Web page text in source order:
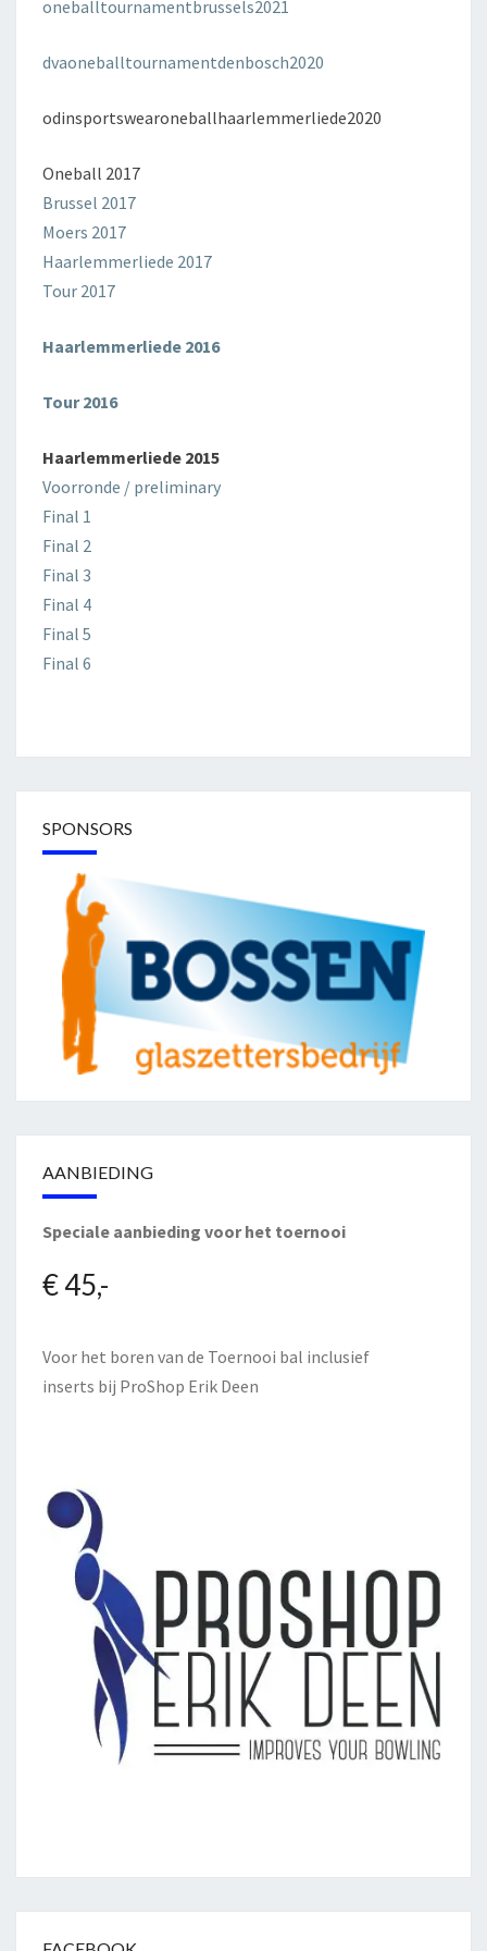
oneballtournamentbrussels2021
dvaoneballtournamentdenbosch2020
odinsportswearoneballhaarlemmerliede2020
Oneball 2017
Brussel 2017
Moers 2017
Haarlemmerliede 2017
Tour 2017
Haarlemmerliede 2016
Tour 2016
Haarlemmerliede 2015
Voorronde / preliminary
Final 1
Final 2
Final 3
Final 4
Final 5
Final 6
SPONSORS
AANBIEDING
Speciale aanbieding voor het toernooi
€ 45,-
Voor het boren van de Toernooi bal inclusief
inserts bij ProShop Erik Deen